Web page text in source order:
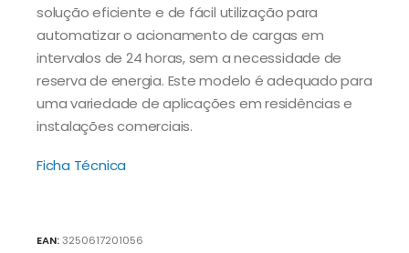
solução eficiente e de fácil utilização para
automatizar o acionamento de cargas em
intervalos de 24 horas, sem a necessidade de
reserva de energia. Este modelo é adequado para
uma variedade de aplicações em residências e
instalações comerciais.
Ficha Técnica
EAN:3250617201056